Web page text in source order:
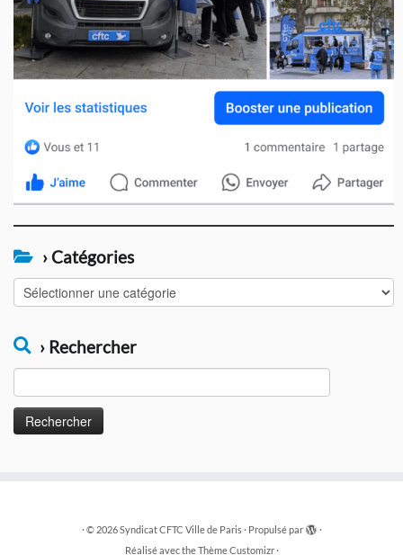
› Catégories
Catégories
› Rechercher
·© 2026Syndicat CFTC Ville de Paris · Propulsé par
·
Réalisé avec theThème Customizr·